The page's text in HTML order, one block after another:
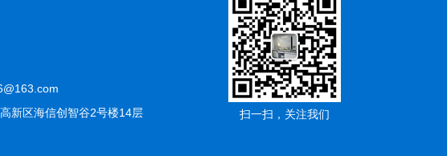
新区海信创智谷2号楼14层
扫一扫，关注我们